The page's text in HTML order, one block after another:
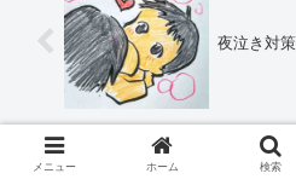
夜泣き対
メニュー ホーム 検索